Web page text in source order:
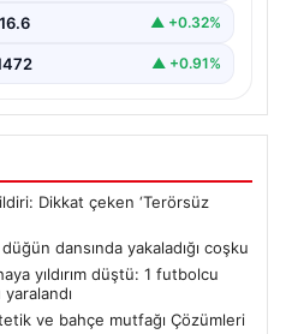
▲ +0.32%
▲ +0.91%
Dikkat çeken ‘Terörsüz
dansında yakaladığı coşku
yıldırım düştü: 1 futbolcu
ve bahçe mutfağı Çözümleri